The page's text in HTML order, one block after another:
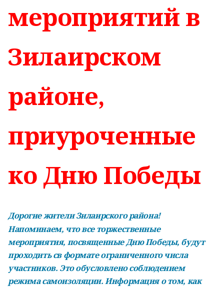
мероприятий в
Зилаирском
районе,
приуроченные
ко Дню Победы
Дорогие жители Зилаирского района!
Напоминаем, что все торжественные
мероприятия, посвященные Дню Победы, будут
проходить св формате ограниченного числа
участников. Это обусловлено соблюдением
режима самоизоляции. Информация о том, как